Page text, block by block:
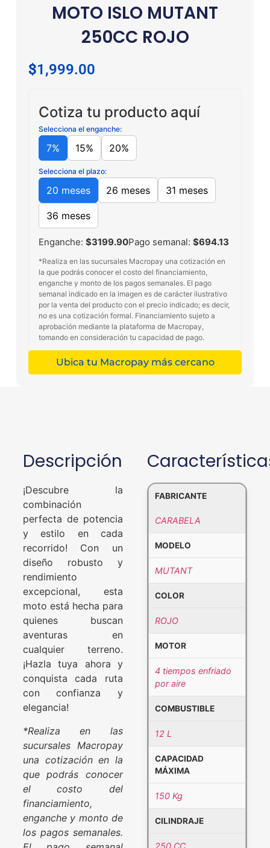
MOTO ISLO MUTANT
250CC ROJO
$
31,999.00
Cotiza tu producto aquí
Selecciona el enganche:
7% 15% 20%
Selecciona el plazo:
20 meses 26 meses 31 meses
36 meses
Enganche: $3199.90Pago semanal: $694.13
*Realiza en las sucursales Macropay una cotización en
la que podrás conocer el costo del financiamiento,
enganche y monto de los pagos semanales. El pago
semanal indicado en la imagen es de carácter ilustrativo
por la venta del producto con el precio indicado; es decir,
no es una cotización formal. Financiamiento sujeto a
aprobación mediante la plataforma de Macropay,
tomando en consideración tu capacidad de pago.
Ubica tu Macropay más cercano
Descripción
¡Descubre la
combinación
perfecta de potencia
y estilo en cada
recorrido! Con un
diseño robusto y
rendimiento
excepcional, esta
moto está hecha para
quienes buscan
aventuras en
cualquier terreno.
¡Hazla tuya ahora y
conquista cada ruta
con confianza y
elegancia!
*Realiza en las
sucursales Macropay
una cotización en la
que podrás conocer
el costo del
financiamiento,
enganche y monto de
los pagos semanales.
FABRICANTE
CARABELA
MODELO
MUTANT
COLOR
ROJO
MOTOR
4 tiempos enfriado
por aire
COMBUSTIBLE
12 L
CAPACIDAD
MÁXIMA
150 Kg
CILINDRAJE